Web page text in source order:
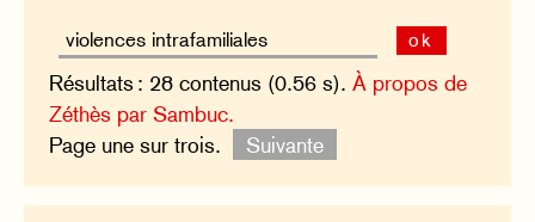
ok
Résultats : 28 contenus (0.56 s).À propos de
Zéthès par Sambuc.
Page une sur trois.
Suivante